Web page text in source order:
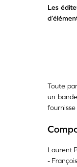
Les
Toute
un
fournisse
Laurent
-